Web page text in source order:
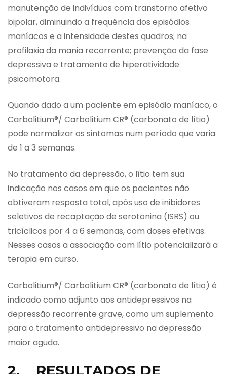
manutenção de indivíduos com transtorno afetivo
bipolar, diminuindo a frequência dos episódios
maníacos e a intensidade destes quadros; na
profilaxia da mania recorrente; prevenção da fase
depressiva e tratamento de hiperatividade
psicomotora.
Quando dado a um paciente em episódio maníaco, o
Carbolitium®/ Carbolitium CR® (carbonato de lítio)
pode normalizar os sintomas num período que varia
de 1 a 3 semanas.
No tratamento da depressão, o lítio tem sua
indicação nos casos em que os pacientes não
obtiveram resposta total, após uso de inibidores
seletivos de recaptação de serotonina (ISRS) ou
tricíclicos por 4 a 6 semanas, com doses efetivas.
Nesses casos a associação com lítio potencializará a
terapia em curso.
Carbolitium®/ Carbolitium CR® (carbonato de lítio) é
indicado como adjunto aos antidepressivos na
depressão recorrente grave, como um suplemento
para o tratamento antidepressivo na depressão
maior aguda.
2. RESULTADOS DE